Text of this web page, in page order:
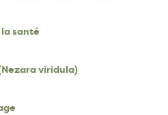
santé
viridula)